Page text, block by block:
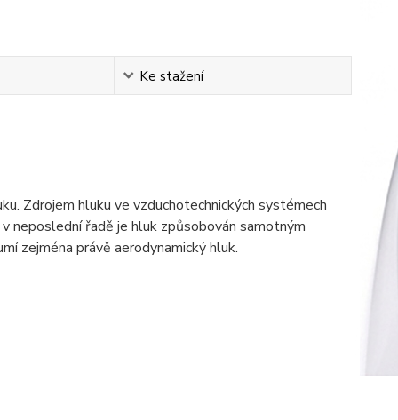
Ke stažení
Zdrojem hluku ve vzduchotechnických systémech
neposlední řadě je hluk způsobován samotným
zejména právě aerodynamický hluk.